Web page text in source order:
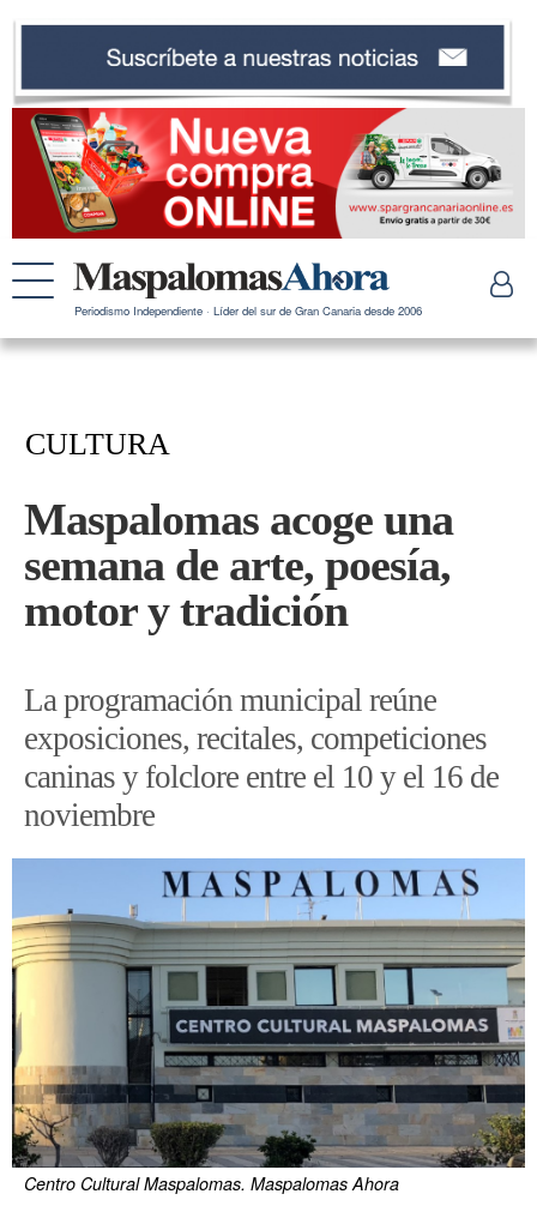
Periodismo Independiente · Líder del sur de Gran Canaria desde 2006
CULTURA
Maspalomas acoge una
semana de arte, poesía,
motor y tradición
La programación municipal reúne
exposiciones, recitales, competiciones
caninas y folclore entre el 10 y el 16 de
noviembre
Centro Cultural Maspalomas. Maspalomas Ahora